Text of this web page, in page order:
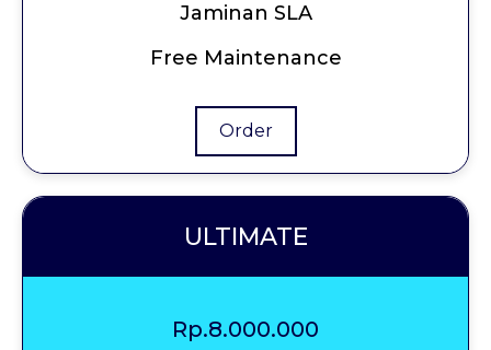
Jaminan SLA
Free Maintenance
Order
ULTIMATE
Rp.8.000.000